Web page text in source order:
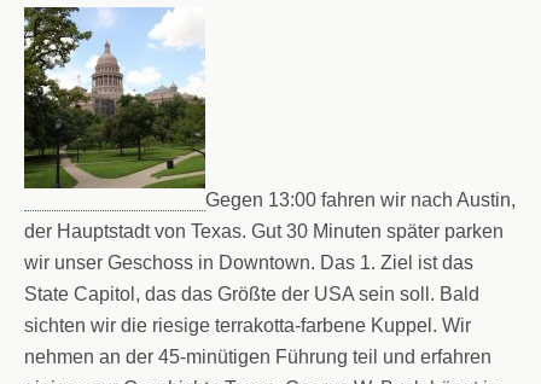
Gegen 13:00 fahren wir nach Austin,
der Hauptstadt von Texas. Gut 30 Minuten später parken
wir unser Geschoss in Downtown. Das 1. Ziel ist das
State Capitol, das das Größte der USA sein soll. Bald
sichten wir die riesige terrakotta-farbene Kuppel. Wir
nehmen an der 45-minütigen Führung teil und erfahren